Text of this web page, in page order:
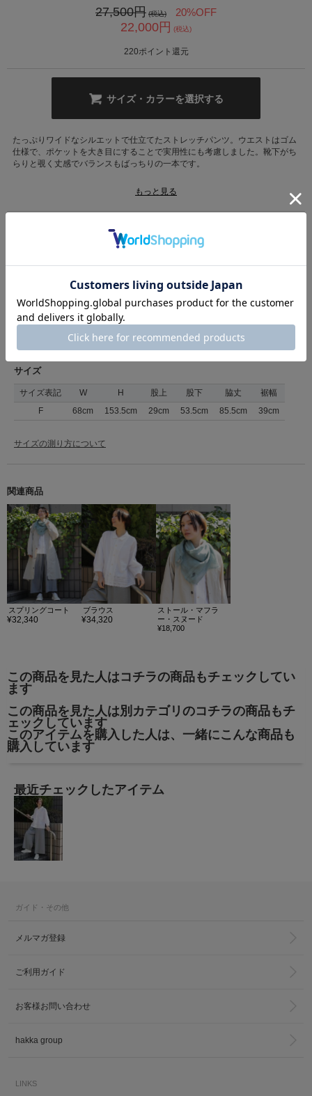
27,500円 (税込) 20%OFF
22,000円 (税込)
220ポイント還元
サイズ・カラーを選択する
たっぷりワイドなシルエットで仕立てたストレッチパンツ。ウエストはゴム
仕様で、ポケットを大き目にすることで実用性にも考慮しました。靴下がち
らりと覗く丈感でバランスもばっちりの一本です。
もっと見る
本体:ポリエステル66%、レーヨン28%、ポリウレタン6%
商品コード 36160362
（店舗でお問い合わせの際には、上記品番をお伝え下さい。）
サイズ
サイズ表記 W H 股上 股下 脇丈
裾幅
F
68cm 153.5cm 29cm 53.5cm 85.5cm 39cm
サイズの測り方について
関連商品
スプリングコート
¥32,340
ブラウス
¥34,320
ストール・マフラ
ー・スヌード
¥18,700
この商品を見た人はコチラの商品もチェックしてい
ます
この商品を見た人は別カテゴリのコチラの商品もチ
ェックしています
このアイテムを購入した人は、一緒にこんな商品も
購入しています
最近チェックしたアイテム
ガイド・その他
メルマガ登録
ご利用ガイド
お客様お問い合わせ
hakka group
LINKS